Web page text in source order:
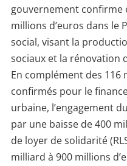
gouvernement confirme
millions d’euros dans le
social, visant la
sociaux et la rénovation
En complément des 116
confirmés pour le
urbaine, l’engagement
par une baisse de 400
de loyer de solidarité
milliard à 900 millions